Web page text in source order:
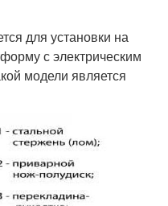
для установки на
с электрическим
модели является